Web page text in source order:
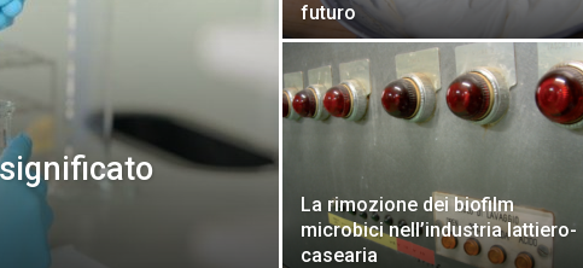
futuro
La rimozione dei biofilm
microbici nell’industria lattiero-
casearia